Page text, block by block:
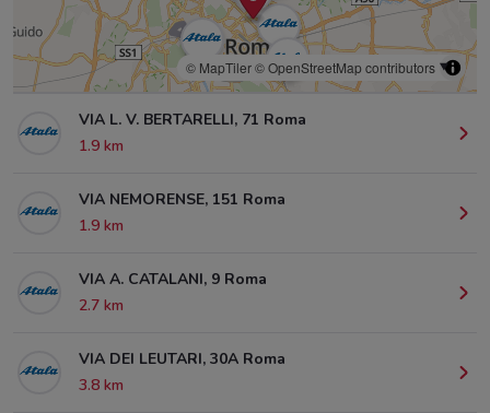
© MapTiler© OpenStreetMap contributors
VIA L. V. BERTARELLI, 71 Roma
1.9 km
VIA NEMORENSE, 151 Roma
1.9 km
VIA A. CATALANI, 9 Roma
2.7 km
VIA DEI LEUTARI, 30A Roma
3.8 km